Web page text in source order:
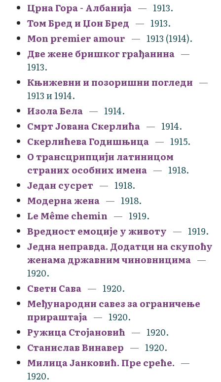
Црна Гора - Албанија
1913.
Том Бред и Џон Бред
1913.
Mon premier amour
1913 (1914).
Две жене бришког грађанина
1913.
Књижевни и позоришни погледи
1913 и 1914.
Изола Бела
1914.
Смрт Јована Скерлића
1914.
Скерлићева Годишњица
1915.
О трансцрипцији латиницом
страних особних имена
1918.
Један сусрет
1918.
Модерна жена
1918.
Le Même chemin
1919.
Вредност емоције у животу
1919.
Једна неправда. Додатци на скупоћу
женама државним чиновницима
1920.
Свети Сава
1920.
Међународни савез за ограничење
прираштаја
1920.
Ружица Стојановић
1920.
Станислав Винавер
1920.
Милица Јанковић. Пре среће.
1920.